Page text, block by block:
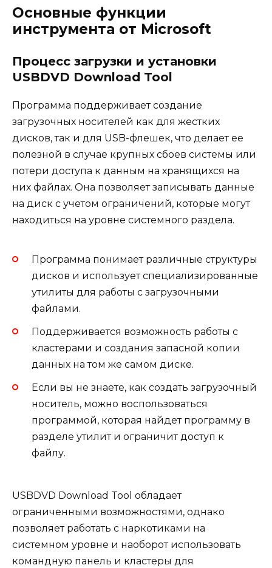
Основные функции
инструмента от Microsoft
Процесс загрузки и установки
USBDVD Download Tool
Программа поддерживает создание
загрузочных носителей как для жестких
дисков, так и для USB-флешек, что делает ее
полезной в случае крупных сбоев системы или
потери доступа к данным на хранящихся на
них файлах. Она позволяет записывать данные
на диск с учетом ограничений, которые могут
находиться на уровне системного раздела.
Программа понимает различные структуры
дисков и использует специализированные
утилиты для работы с загрузочными
файлами.
Поддерживается возможность работы с
кластерами и создания запасной копии
данных на том же самом диске.
Если вы не знаете, как создать загрузочный
носитель, можно воспользоваться
программой, которая найдет программу в
разделе утилит и ограничит доступ к
файлу.
USBDVD Download Tool обладает
ограниченными возможностями, однако
позволяет работать с наркотиками на
системном уровне и наоборот использовать
командную панель и кластеры для